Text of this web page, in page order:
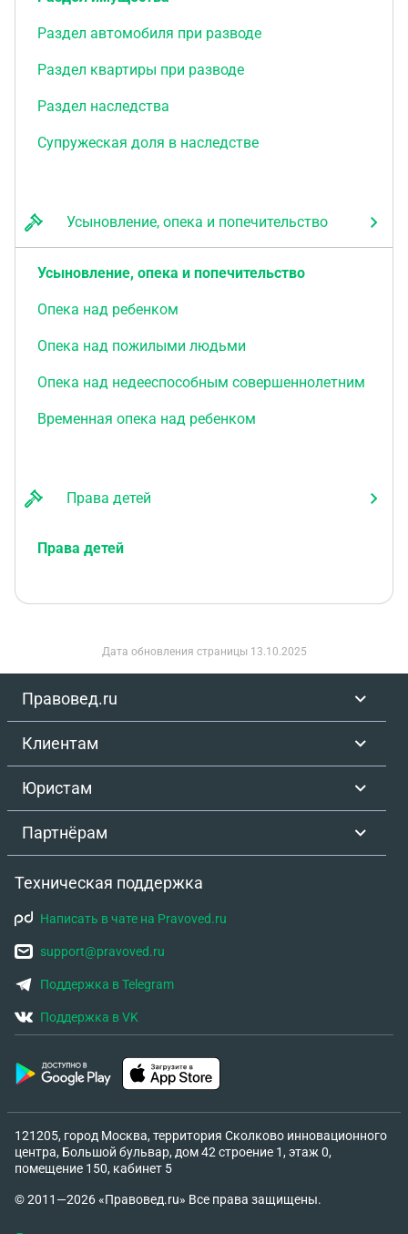
Раздел автомобиля при разводе
Раздел квартиры при разводе
Раздел наследства
Супружеская доля в наследстве
Усыновление, опека и попечительство
Усыновление, опека и попечительство
Опека над ребенком
Опека над пожилыми людьми
Опека над недееспособным совершеннолетним
Временная опека над ребенком
Права детей
Права детей
Дата обновления страницы 13.10.2025
Правовед.ru
Клиентам
Юристам
Партнёрам
Техническая поддержка
Написать в чате на Pravoved.ru
support@pravoved.ru
Поддержка в Telegram
Поддержка в VK
121205, город Москва, территория Сколково инновационного
центра, Большой бульвар, дом 42 строение 1, этаж 0,
помещение 150, кабинет 5
© 2011—2026 «Правовед.ru» Все права защищены.